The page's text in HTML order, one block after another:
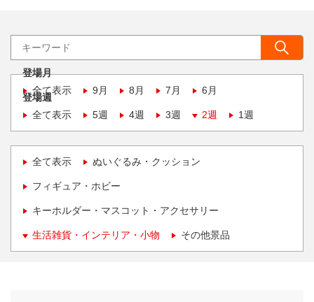
登場月
全て表示
9月 8月 7月 6月
登場週
全て表示
5週 4週 3週 2週 1週
全て表示 ぬいぐるみ・クッション
フィギュア・ホビー
キーホルダー・マスコット・アクセサリー
生活雑貨・インテリア・小物 その他景品